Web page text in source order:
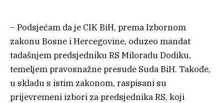
– Podsjećam da je CIK BiH, prema Izbornom
zakonu Bosne i Hercegovine, oduzeo mandat
tadašnjem predsjedniku RS Miloradu Dodiku,
temeljem pravosnažne presude Suda BiH. Takođe,
u skladu s istim zakonom, raspisani su
prijevremeni izbori za predsjednika RS, koji